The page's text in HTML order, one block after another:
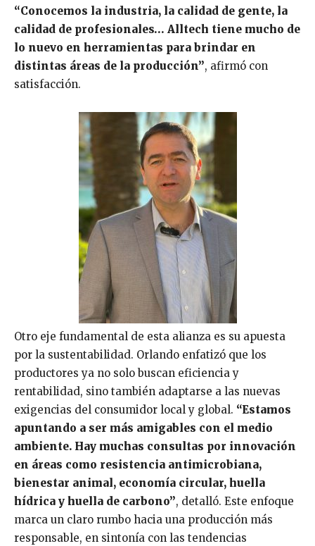
“Conocemos la industria, la calidad de gente, la
calidad de profesionales… Alltech tiene mucho de
lo nuevo en herramientas para brindar en
distintas áreas de la producción”, afirmó con
satisfacción.
Otro eje fundamental de esta alianza es su apuesta
por la sustentabilidad. Orlando enfatizó que los
productores ya no solo buscan eficiencia y
rentabilidad, sino también adaptarse a las nuevas
exigencias del consumidor local y global. “Estamos
apuntando a ser más amigables con el medio
ambiente. Hay muchas consultas por innovación
en áreas como resistencia antimicrobiana,
bienestar animal, economía circular, huella
hídrica y huella de carbono”, detalló. Este enfoque
marca un claro rumbo hacia una producción más
responsable, en sintonía con las tendencias